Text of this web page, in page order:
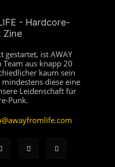
gestartet, ist AWAY
Team aus knapp 20
kaum sein
diese eine
Leidenschaft für
Punk.